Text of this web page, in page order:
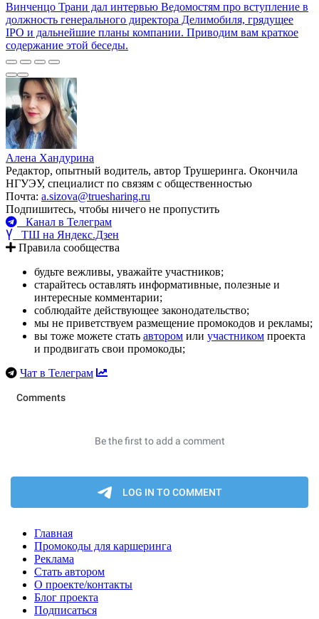
Винченцо Трани дал интервью Ведомостям про вступление в
должность генерального директора Делимобиля, грядущее
IPO и дальнейшие планы компании. Приводим вам краткое
содержание этой беседы.
Алена Хандурина
Редактор, опытный водитель, автор Трушеринга. Окончила
НГУЭУ, специалист по связям с общественностью
Почта: a.sizova@truesharing.ru
Подпишитесь, чтобы ничего не пропустить
Канал в Телеграм
ТШ на Яндекс.Дзен
Правила сообщества
будьте вежливы, уважайте участников;
старайтесь оставлять информативные, полезные и
интересные комментарии;
соблюдайте действующее законодательство;
мы не приветствуем размещение промокодов и рекламы;
вы тоже можете стать автором или участником проекта
и продвигать свои промокоды;
Чат в Телеграм
Главная
Промокоды для каршеринга
Реклама
Стать автором
О проекте/контакты
Блог проекта
Подписаться